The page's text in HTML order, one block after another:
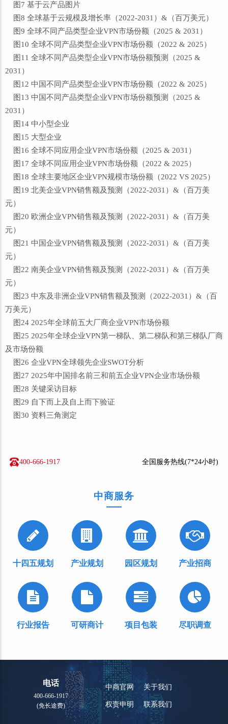
图7 基于云产品图片
图8 全球基于云规模及增长率（2022-2031）&（百万美元）
图9 全球不同产品类型企业VPN市场份额（2025 & 2031）
图10 全球不同产品类型企业VPN市场份额（2022 & 2025）
图11 全球不同产品类型企业VPN市场份额预测（2025 &
2031）
图12 中国不同产品类型企业VPN市场份额（2022 & 2025）
图13 中国不同产品类型企业VPN市场份额预测（2025 &
2031）
图14 中小型企业
图15 大型企业
图16 全球不同应用企业VPN市场份额（2025 & 2031）
图17 全球不同应用企业VPN市场份额（2022 & 2025）
图18 全球主要地区企业VPN规模市场份额（2022 VS 2025）
图19 北美企业VPN销售额及预测（2022-2031）&（百万美
元）
图20 欧洲企业VPN销售额及预测（2022-2031）&（百万美
元）
图21 中国企业VPN销售额及预测（2022-2031）&（百万美
元）
图22 南美企业VPN销售额及预测（2022-2031）&（百万美
元）
图23 中东及非洲企业VPN销售额及预测（2022-2031）&（百
万美元）
图24 2025年全球前五大厂商企业VPN市场份额
图25 2025年全球企业VPN第一梯队、第二梯队和第三梯队厂商
及市场份额
图26 企业VPN全球领先企业SWOT分析
图27 2025年中国排名前三和前五企业VPN企业市场份额
图28 关键采访目标
图29 自下而上及自上而下验证
图30 资料三角测定
400-666-1917 全国服务热线(7*24小时)
中商服务
十四五规划 产业规划 园区规划 产业招商
行业报告 可研商计 项目包装 尽职调查
电话
400-666-1917
(免长途费)
中商官网 关于我们
权责申明 联系我们